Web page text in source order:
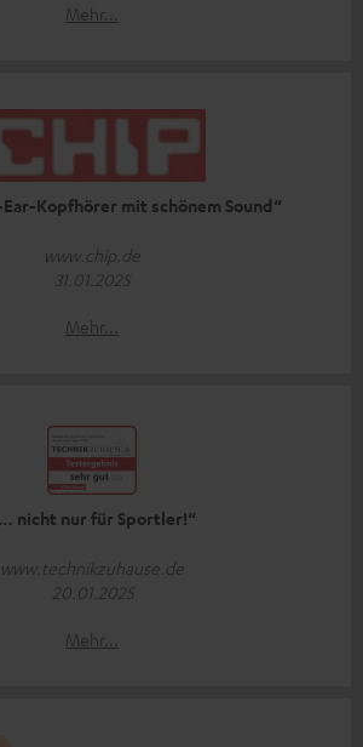
Mehr...
Kopfhörer mit schönem Sound“
www.chip.de
31.01.2025
Mehr...
nicht nur für Sportler!“
www.technikzuhause.de
20.01.2025
Mehr...